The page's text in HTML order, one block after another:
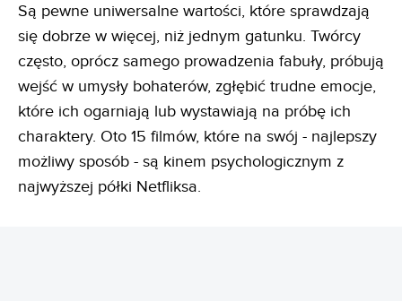
Są pewne uniwersalne wartości, które sprawdzają
się dobrze w więcej, niż jednym gatunku. Twórcy
często, oprócz samego prowadzenia fabuły, próbują
wejść w umysły bohaterów, zgłębić trudne emocje,
które ich ogarniają lub wystawiają na próbę ich
charaktery. Oto 15 filmów, które na swój - najlepszy
możliwy sposób - są kinem psychologicznym z
najwyższej półki Netfliksa.